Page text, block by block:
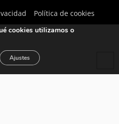
Política de cookies
la mejor experiencia en
cookies utilizamos o
Ajustes